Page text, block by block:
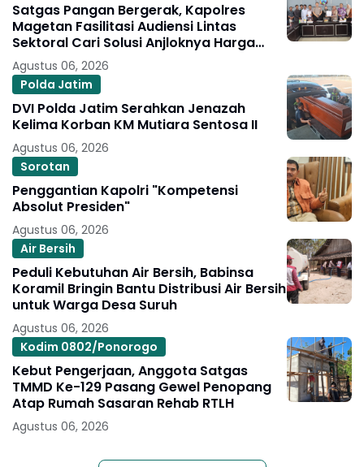
Satgas Pangan Bergerak, Kapolres
Magetan Fasilitasi Audiensi Lintas
Sektoral Cari Solusi Anjloknya Harga
Telur Peternak
Agustus 06, 2026
Polda Jatim
DVI Polda Jatim Serahkan Jenazah
Kelima Korban KM Mutiara Sentosa II
Agustus 06, 2026
Sorotan
Penggantian Kapolri "Kompetensi
Absolut Presiden"
Agustus 06, 2026
Air Bersih
Peduli Kebutuhan Air Bersih, Babinsa
Koramil Bringin Bantu Distribusi Air Bersih
untuk Warga Desa Suruh
Agustus 06, 2026
Kodim 0802/Ponorogo
Kebut Pengerjaan, Anggota Satgas
TMMD Ke-129 Pasang Gewel Penopang
Atap Rumah Sasaran Rehab RTLH
Agustus 06, 2026